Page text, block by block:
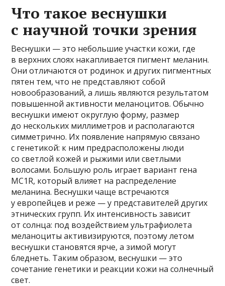
Что такое веснушки
с научной точки зрения
Веснушки — это небольшие участки кожи, где
в верхних слоях накапливается пигмент меланин.
Они отличаются от родинок и других пигментных
пятен тем, что не представляют собой
новообразований, а лишь являются результатом
повышенной активности меланоцитов. Обычно
веснушки имеют округлую форму, размер
до нескольких миллиметров и располагаются
симметрично. Их появление напрямую связано
с генетикой: к ним предрасположены люди
со светлой кожей и рыжими или светлыми
волосами. Большую роль играет вариант гена
MC1R, который влияет на распределение
меланина. Веснушки чаще встречаются
у европейцев и реже — у представителей других
этнических групп. Их интенсивность зависит
от солнца: под воздействием ультрафиолета
меланоциты активизируются, поэтому летом
веснушки становятся ярче, а зимой могут
бледнеть. Таким образом, веснушки — это
сочетание генетики и реакции кожи на солнечный
свет.